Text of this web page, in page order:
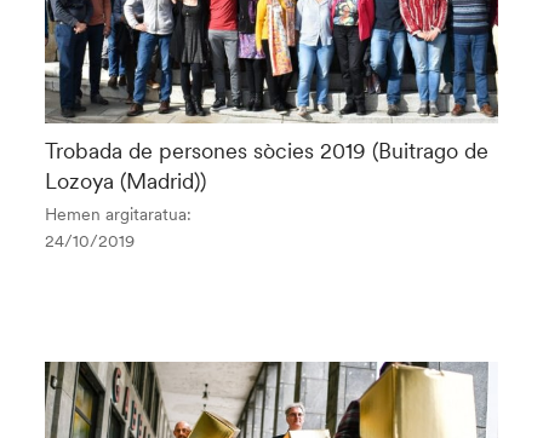
Trobada de persones sòcies 2019 (Buitrago de
Lozoya (Madrid))
Hemen argitaratua:
24/10/2019